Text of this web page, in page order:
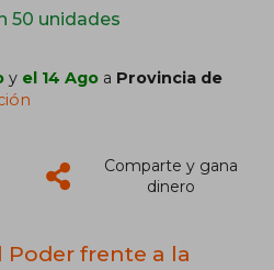
50 unidades
y el 14 Ago a Provincia de
Comparte y gana
dinero
Poder frente a la